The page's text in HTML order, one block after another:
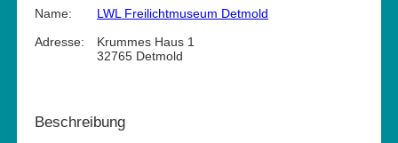
Name:
LWL Freilichtmuseum Detmold
Adresse:
Krummes Haus 1
32765 Detmold
Beschreibung